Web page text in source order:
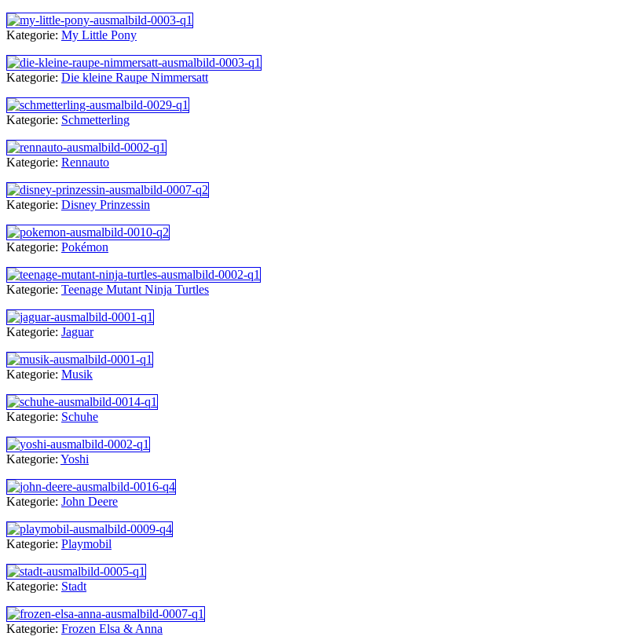
Kategorie: My Little Pony
Kategorie: Die kleine Raupe Nimmersatt
Kategorie: Schmetterling
Kategorie: Rennauto
Kategorie: Disney Prinzessin
Kategorie: Pokémon
Kategorie: Teenage Mutant Ninja Turtles
Kategorie: Jaguar
Kategorie: Musik
Kategorie: Schuhe
Kategorie: Yoshi
Kategorie: John Deere
Kategorie: Playmobil
Kategorie: Stadt
Kategorie: Frozen Elsa & Anna